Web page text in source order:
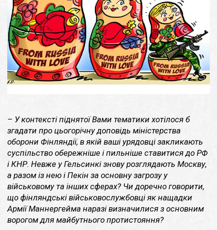
– У контексті піднятої Вами тематики хотілося б
згадати про цьогорічну доповідь міністерства
оборони Фінляндії, в якій ваші урядовці закликають
суспільство обережніше і пильніше ставитися до РФ
і КНР. Невже у Гельсинкі знову розглядають Москву,
а разом із нею і Пекін за основну загрозу у
військовому та інших сферах? Чи доречно говорити,
що фінляндські військовослужбовці як нащадки
Армії Маннергейма наразі визначилися з основним
ворогом для майбутнього протистояння?